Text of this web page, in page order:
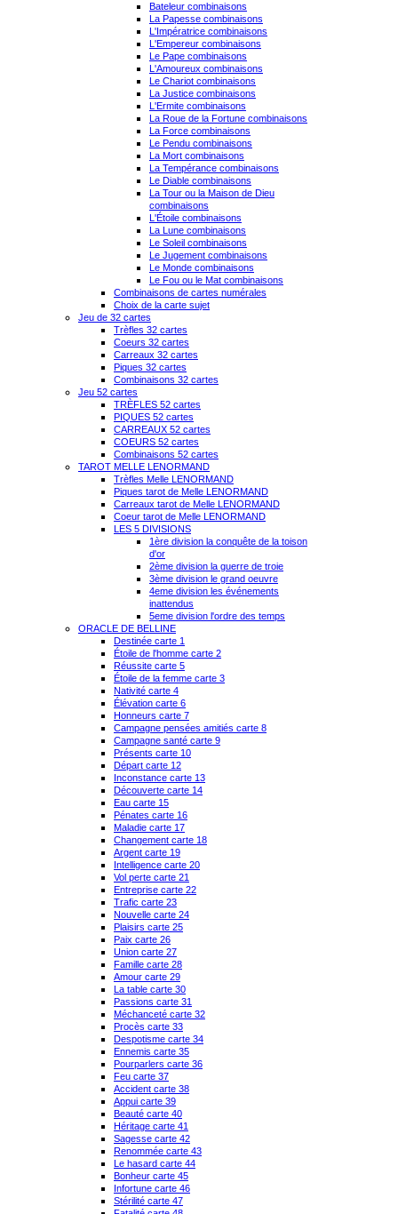
Bateleur combinaisons
La Papesse combinaisons
L'Impératrice combinaisons
L'Empereur combinaisons
Le Pape combinaisons
L'Amoureux combinaisons
Le Chariot combinaisons
La Justice combinaisons
L'Ermite combinaisons
La Roue de la Fortune combinaisons
La Force combinaisons
Le Pendu combinaisons
La Mort combinaisons
La Tempérance combinaisons
Le Diable combinaisons
La Tour ou la Maison de Dieu
combinaisons
L'Étoile combinaisons
La Lune combinaisons
Le Soleil combinaisons
Le Jugement combinaisons
Le Monde combinaisons
Le Fou ou le Mat combinaisons
Combinaisons de cartes numérales
Choix de la carte sujet
Jeu de 32 cartes
Trèfles 32 cartes
Coeurs 32 cartes
Carreaux 32 cartes
Piques 32 cartes
Combinaisons 32 cartes
Jeu 52 cartes
TRÈFLES 52 cartes
PIQUES 52 cartes
CARREAUX 52 cartes
COEURS 52 cartes
Combinaisons 52 cartes
TAROT MELLE LENORMAND
Trèfles Melle LENORMAND
Piques tarot de Melle LENORMAND
Carreaux tarot de Melle LENORMAND
Coeur tarot de Melle LENORMAND
LES 5 DIVISIONS
1ère division la conquête de la toison
d'or
2ème division la guerre de troie
3ème division le grand oeuvre
4eme division les événements
inattendus
5eme division l'ordre des temps
ORACLE DE BELLINE
Destinée carte 1
Étoile de l'homme carte 2
Réussite carte 5
Étoile de la femme carte 3
Nativité carte 4
Élévation carte 6
Honneurs carte 7
Campagne pensées amitiés carte 8
Campagne santé carte 9
Présents carte 10
Départ carte 12
Inconstance carte 13
Découverte carte 14
Eau carte 15
Pénates carte 16
Maladie carte 17
Changement carte 18
Argent carte 19
Intelligence carte 20
Vol perte carte 21
Entreprise carte 22
Trafic carte 23
Nouvelle carte 24
Plaisirs carte 25
Paix carte 26
Union carte 27
Famille carte 28
Amour carte 29
La table carte 30
Passions carte 31
Méchanceté carte 32
Procès carte 33
Despotisme carte 34
Ennemis carte 35
Pourparlers carte 36
Feu carte 37
Accident carte 38
Appui carte 39
Beauté carte 40
Héritage carte 41
Sagesse carte 42
Renommée carte 43
Le hasard carte 44
Bonheur carte 45
Infortune carte 46
Stérilité carte 47